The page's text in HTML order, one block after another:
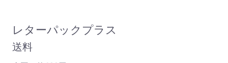
レターパックプラス
送料